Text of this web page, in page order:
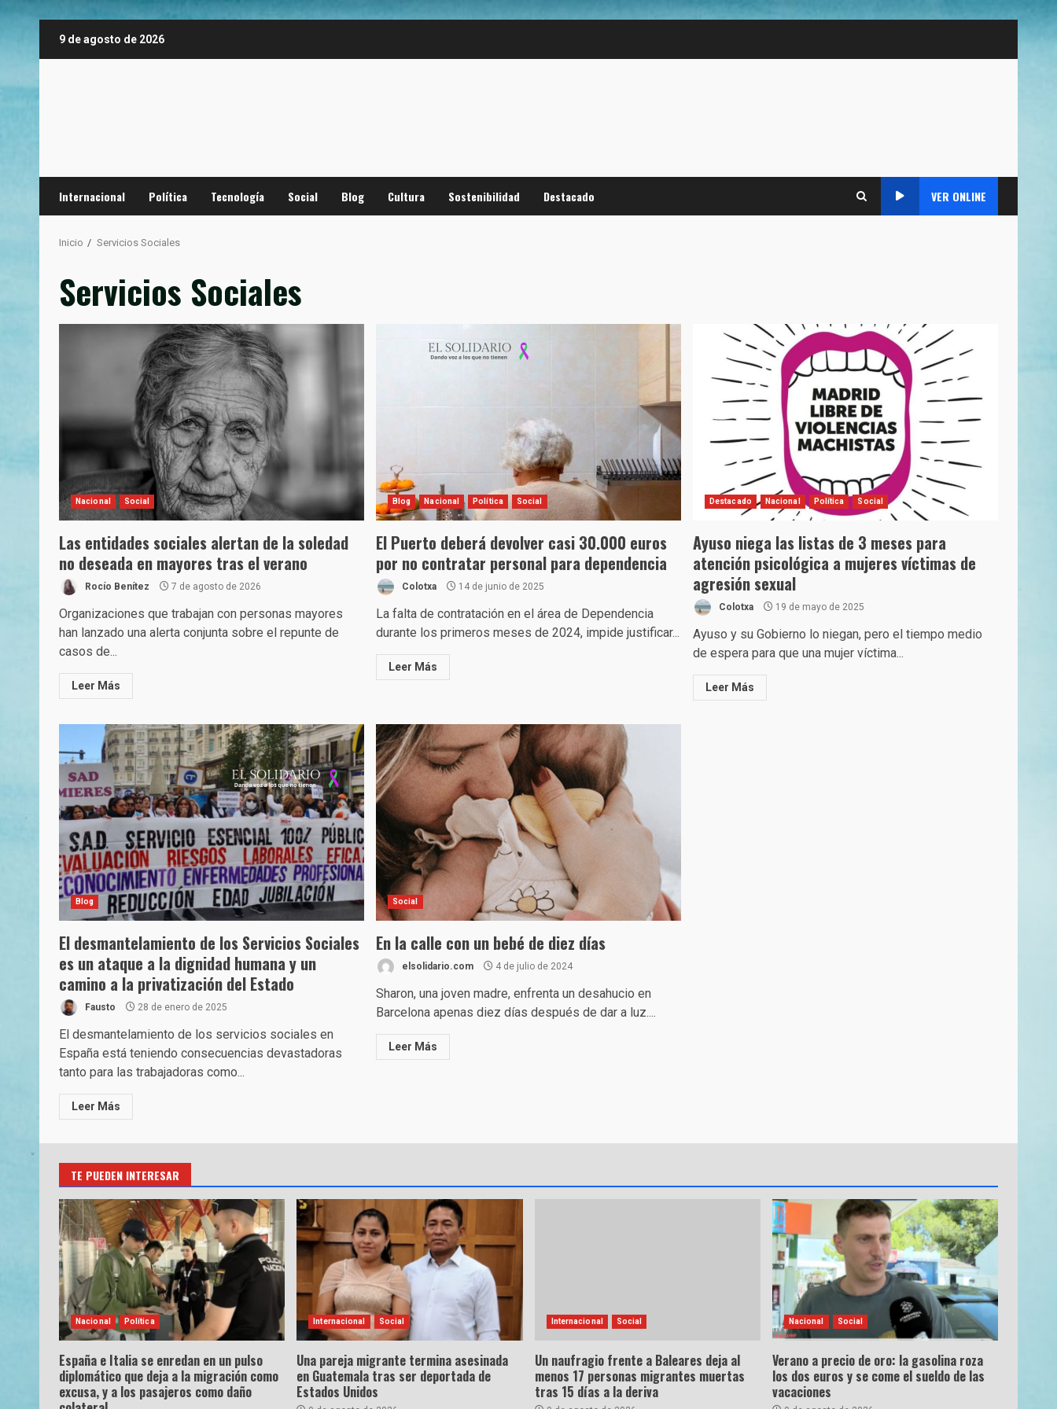
9 de agosto de 2026
Internacional Política Tecnología Social Blog Cultura Sostenibilidad Destacado VER ONLINE
Inicio Servicios Sociales
Servicios Sociales
Nacional Social
Las entidades sociales alertan de la soledad
no deseada en mayores tras el verano
Rocío Benítez 7 de agosto de 2026
Organizaciones que trabajan con personas mayores
han lanzado una alerta conjunta sobre el repunte de
casos de...
Leer Más
Blog Nacional Política Social
El Puerto deberá devolver casi 30.000 euros
por no contratar personal para dependencia
Colotxa 14 de junio de 2025
La falta de contratación en el área de Dependencia
durante los primeros meses de 2024, impide justificar...
Leer Más
Destacado Nacional Política Social
Ayuso niega las listas de 3 meses para
atención psicológica a mujeres víctimas de
agresión sexual
Colotxa 19 de mayo de 2025
Ayuso y su Gobierno lo niegan, pero el tiempo medio
de espera para que una mujer víctima...
Leer Más
Blog
El desmantelamiento de los Servicios Sociales
es un ataque a la dignidad humana y un
camino a la privatización del Estado
Fausto 28 de enero de 2025
El desmantelamiento de los servicios sociales en
España está teniendo consecuencias devastadoras
tanto para las trabajadoras como...
Leer Más
Social
En la calle con un bebé de diez días
elsolidario.com 4 de julio de 2024
Sharon, una joven madre, enfrenta un desahucio en
Barcelona apenas diez días después de dar a luz....
Leer Más
TE PUEDEN INTERESAR
Nacional Política
España e Italia se enredan en un pulso
diplomático que deja a la migración como
excusa, y a los pasajeros como daño
Internacional Social
Una pareja migrante termina asesinada
en Guatemala tras ser deportada de
Estados Unidos
Internacional Social
Un naufragio frente a Baleares deja al
menos 17 personas migrantes muertas
tras 15 días a la deriva
Nacional Social
Verano a precio de oro: la gasolina roza
los dos euros y se come el sueldo de las
vacaciones